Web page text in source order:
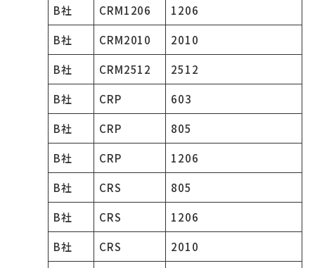
B社
CRM1206
1206
B社
CRM2010
2010
B社
CRM2512
2512
B社
CRP
603
B社
CRP
805
B社
CRP
1206
B社
CRS
805
B社
CRS
1206
B社
CRS
2010